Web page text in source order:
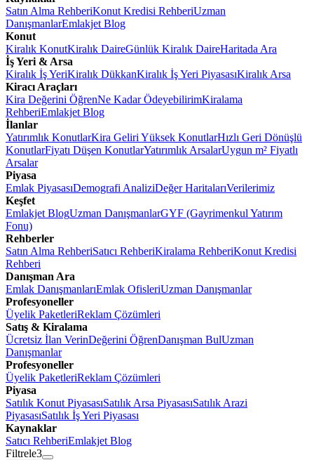
Satın Alma RehberiKonut Kredisi RehberiUzman
DanışmanlarEmlakjet Blog
Konut
Kiralık KonutKiralık DaireGünlük Kiralık DaireHaritada Ara
İş Yeri & Arsa
Kiralık İş YeriKiralık DükkanKiralık İş Yeri PiyasasıKiralık Arsa
Kiracı Araçları
Kira Değerini ÖğrenNe Kadar ÖdeyebilirimKiralama
RehberiEmlakjet Blog
İlanlar
Yatırımlık KonutlarKira Geliri Yüksek KonutlarHızlı Geri Dönüşlü
KonutlarFiyatı Düşen KonutlarYatırımlık ArsalarUygun m² Fiyatlı
Arsalar
Piyasa
Emlak PiyasasıDemografi AnaliziDeğer HaritalarıVerilerimiz
Keşfet
Emlakjet BlogUzman DanışmanlarGYF (Gayrimenkul Yatırım
Fonu)
Rehberler
Satın Alma RehberiSatıcı RehberiKiralama RehberiKonut Kredisi
Rehberi
Danışman Ara
Emlak DanışmanlarıEmlak OfisleriUzman Danışmanlar
Profesyoneller
Üyelik PaketleriReklam Çözümleri
Satış & Kiralama
Ücretsiz İlan VerinDeğerini ÖğrenDanışman BulUzman
Danışmanlar
Profesyoneller
Üyelik PaketleriReklam Çözümleri
Piyasa
Satılık Konut PiyasasıSatılık Arsa PiyasasıSatılık Arazi
PiyasasıSatılık İş Yeri Piyasası
Kaynaklar
Satıcı RehberiEmlakjet Blog
Filtrele3